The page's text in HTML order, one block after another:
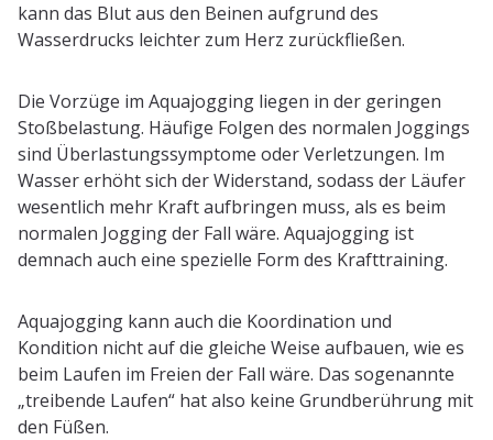
kann das Blut aus den Beinen aufgrund des
Wasserdrucks leichter zum Herz zurückfließen.
Die Vorzüge im Aquajogging liegen in der geringen
Stoßbelastung. Häufige Folgen des normalen Joggings
sind Überlastungssymptome oder Verletzungen. Im
Wasser erhöht sich der Widerstand, sodass der Läufer
wesentlich mehr Kraft aufbringen muss, als es beim
normalen Jogging der Fall wäre. Aquajogging ist
demnach auch eine spezielle Form des Krafttraining.
Aquajogging kann auch die Koordination und
Kondition nicht auf die gleiche Weise aufbauen, wie es
beim Laufen im Freien der Fall wäre. Das sogenannte
„treibende Laufen“ hat also keine Grundberührung mit
den Füßen.